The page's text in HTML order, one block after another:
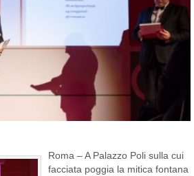
Roma – A Palazzo Poli sulla cui
facciata poggia la mitica fontana